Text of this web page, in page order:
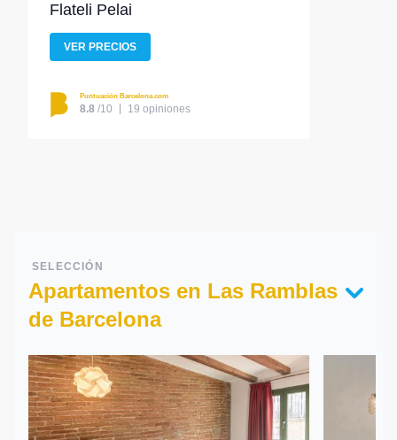
Flateli Pelai
VER PRECIOS
Puntuación Barcelona.com
8.8 /10 19 opiniones
SELECCIÓN
Apartamentos en Las Ramblas
de Barcelona